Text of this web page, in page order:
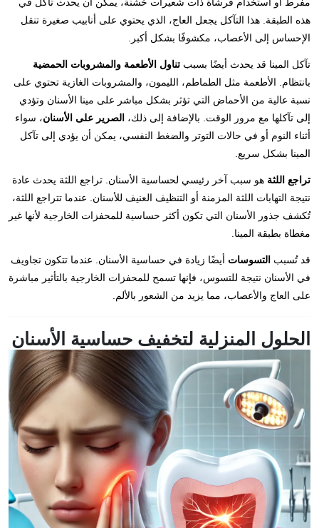
مفرط أو استخدام فرشاة ذات شعيرات خشنة، يمكن أن يحدث تآكل في
هذه الطبقة. هذا التآكل يجعل العاج، الذي يحتوي على أنابيب صغيرة تنقل
الإحساس إلى الأعصاب، مكشوفًا بشكل أكبر.
تآكل المينا قد يحدث أيضًا بسبب تناول الأطعمة والمشروبات الحمضية
بانتظام. الأطعمة مثل الطماطم، الليمون، والمشروبات الغازية تحتوي على
نسبة عالية من الأحماض التي تؤثر بشكل مباشر على مينا الأسنان وتؤدي
إلى تآكلها مع مرور الوقت. بالإضافة إلى ذلك، الصرير على الأسنان، سواء
أثناء النوم أو في حالات التوتر والضغط النفسي، يمكن أن يؤدي إلى تآكل
المينا بشكل سريع.
تراجع اللثة هو سبب آخر رئيسي لحساسية الأسنان. تراجع اللثة يحدث عادة
نتيجة التهابات اللثة المزمنة أو التنظيف العنيف للأسنان. عندما تتراجع اللثة،
تُكشف جذور الأسنان التي تكون أكثر حساسية للمحفزات الخارجية لأنها غير
مغطاة بطبقة المينا.
قد تُسبب التسوسات أيضًا زيادة في حساسية الأسنان. عندما تتكون تجاويف
في الأسنان نتيجة للتسوس، فإنها تسمح للمحفزات الخارجية بالتأثير مباشرة
على العاج والأعصاب، مما يزيد من الشعور بالألم.
الحلول المنزلية لتخفيف حساسية الأسنان